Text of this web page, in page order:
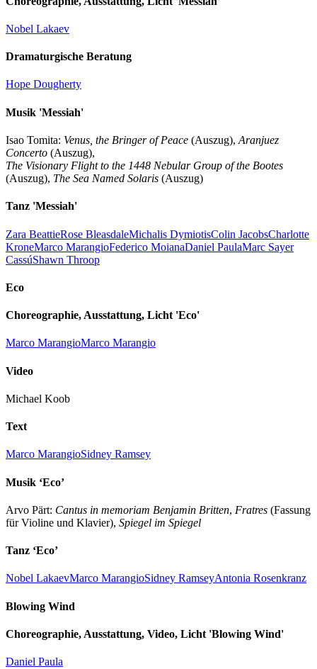
Nobel Lakaev
Dramaturgische Beratung
Hope Dougherty
Musik 'Messiah'
Isao Tomita: Venus, the Bringer of Peace (Auszug), Aranjuez
Concerto (Auszug),
The Visionary Flight to the 1448 Nebular Group of the Bootes
(Auszug), The Sea Named Solaris (Auszug)
Tanz 'Messiah'
Zara BeattieRose BleasdaleMichalis DymiotisColin JacobsCharlotte
KroneMarco MarangioFederico MoianaDaniel PaulaMarc Sayer
CassúShawn Throop
Eco
Choreographie, Ausstattung, Licht 'Eco'
Marco MarangioMarco Marangio
Video
Michael Koob
Text
Marco MarangioSidney Ramsey
Musik ‘Eco’
Arvo Pärt: Cantus in memoriam Benjamin Britten, Fratres (Fassung
für Violine und Klavier), Spiegel im Spiegel
Tanz ‘Eco’
Nobel LakaevMarco MarangioSidney RamseyAntonia Rosenkranz
Blowing Wind
Choreographie, Ausstattung, Video, Licht 'Blowing Wind'
Daniel Paula